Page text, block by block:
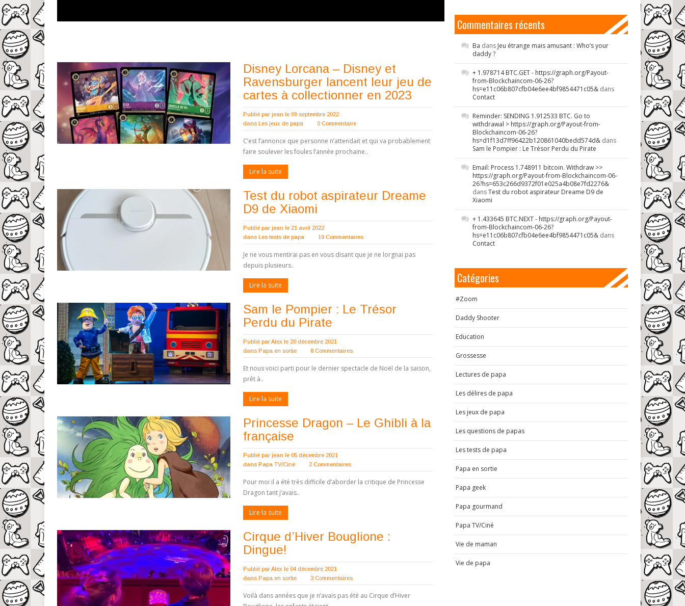
Disney Lorcana – Disney et
Ravensburger lancent leur jeu de
cartes à collectionner en 2023
Publié par jean le 09 septembre 2022
dans Les jeux de papa 0 Commentaire
C’est l’annonce que personne n’attendait et qui va probablement
faire soulever les foules l’année prochaine..
Lire la suite
Test du robot aspirateur Dreame
D9 de Xiaomi
Publié par jean le 21 avril 2022
dans Les tests de papa 19 Commentaires
Je ne vous mentirai pas en vous disant que je ne lorgnai pas
depuis plusieurs..
Lire la suite
Sam le Pompier : Le Trésor
Perdu du Pirate
Publié parAlex le 20 décembre 2021
dans Papa en sortie 8 Commentaires
Et nous voici parti pour le dernier spectacle de Noël de la saison,
prêt à..
Lire la suite
Princesse Dragon – Le Ghibli à la
française
Publié par jean le 05 décembre 2021
dans Papa TV/Ciné 2 Commentaires
Pour moi il a été très difficile d’aborder la critique de Princesse
Dragon tant j’avais..
Lire la suite
Cirque d’Hiver Bouglione :
Dingue!
Publié parAlex le 04 décembre 2021
dans Papa en sortie 3 Commentaires
Voilà dans années que je n’avais pas été au Cirque d’Hiver
Commentaires récents
Ba dans Jeu étrange mais amusant : Who’s your
daddy ?
+ 1.978714 BTC.GET - https://graph.org/Payout-
from-Blockchaincom-06-26?
hs=e11c06b807cfb04e6ee4bf9854471c05& dans
Contact
Reminder: SENDING 1.912533 BTC. Go to
withdrawal > https://graph.org/Payout-from-
Blockchaincom-06-26?
hs=d1f13d7ff96422b120861040bedd574d& dans
Sam le Pompier : Le Trésor Perdu du Pirate
Email: Process 1.748911 bitcoin. Withdraw >>
https://graph.org/Payout-from-Blockchaincom-06-
26?hs=653c266d9372f01e025a4b08e7fd2276&
dansTest du robot aspirateur Dreame D9 de
Xiaomi
+ 1.433645 BTC.NEXT - https://graph.org/Payout-
from-Blockchaincom-06-26?
hs=e11c06b807cfb04e6ee4bf9854471c05& dans
Contact
Catégories
#Zoom
Daddy Shooter
Education
Grossesse
Lectures de papa
Les délires de papa
Les jeux de papa
Les questions de papas
Les tests de papa
Papa en sortie
Papa geek
Papa gourmand
Papa TV/Ciné
Vie de maman
Vie de papa